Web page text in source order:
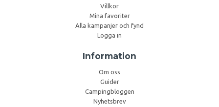
Villkor
Mina favoriter
Alla kampanjer och fynd
Logga in
Information
Om oss
Guider
Campingbloggen
Nyhetsbrev